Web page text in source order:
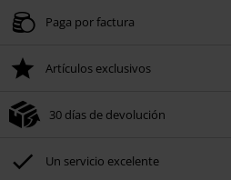
Paga por factura
Artículos exclusivos
30 días de devolución
Un servicio excelente